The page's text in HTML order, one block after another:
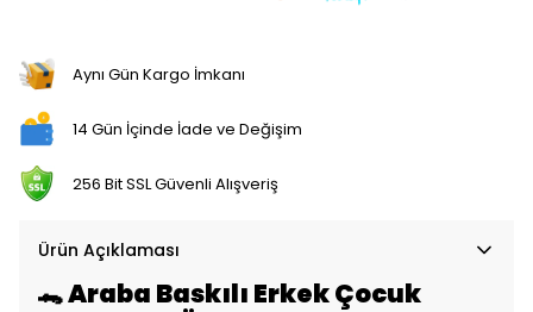
Aynı Gün Kargo İmkanı
14 Gün İçinde İade ve Değişim
256 Bit SSL Güvenli Alışveriş
Ürün Açıklaması
🐊 Araba Baskılı Erkek Çocuk